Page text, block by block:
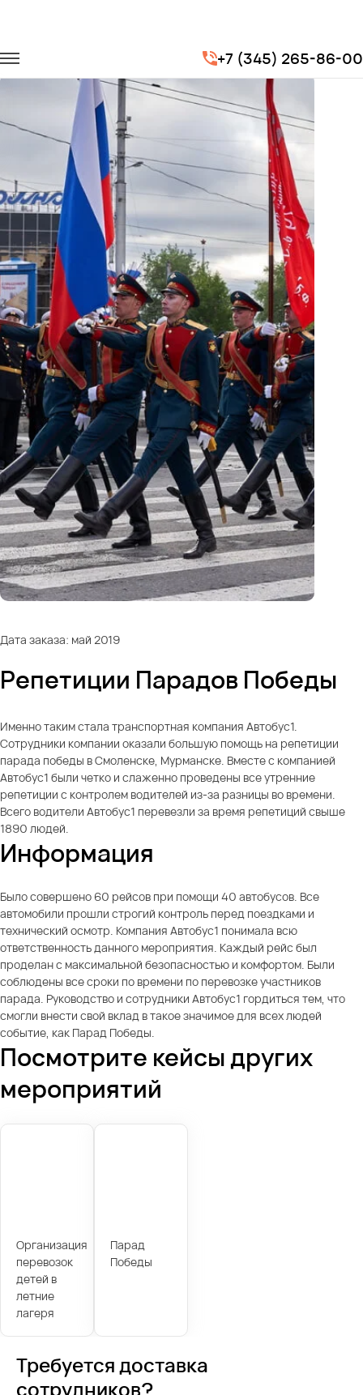
+7 (345) 265-86-00
Транспорт для госучреждений
Репетиции Парадов Победы
Дата заказа: май 2019
Репетиции Парадов Победы
Именно таким стала транспортная компания Автобус1.
Сотрудники компании оказали большую помощь на репетиции
парада победы в Смоленске, Мурманске. Вместе с компанией
Автобус1 были четко и слаженно проведены все утренние
репетиции с контролем водителей из-за разницы во времени.
Всего водители Автобус1 перевезли за время репетиций свыше
1890 людей.
Информация
Было совершено 60 рейсов при помощи 40 автобусов. Все
автомобили прошли строгий контроль перед поездками и
технический осмотр. Компания Автобус1 понимала всю
ответственность данного мероприятия. Каждый рейс был
проделан с максимальной безопасностью и комфортом. Были
соблюдены все сроки по времени по перевозке участников
парада. Руководство и сотрудники Автобус1 гордиться тем, что
смогли внести свой вклад в такое значимое для всех людей
событие, как Парад Победы.
Посмотрите кейсы других
мероприятий
Организация
перевозок
детей в
летние
лагеря
Парад
Победы
Требуется доставка
сотрудников?